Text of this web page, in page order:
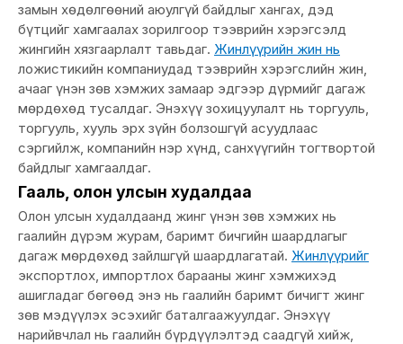
замын хөдөлгөөний аюулгүй байдлыг хангах, дэд
бүтцийг хамгаалах зорилгоор тээврийн хэрэгсэлд
жингийн хязгаарлалт тавьдаг. Жинлүүрийн жин нь
ложистикийн компаниудад тээврийн хэрэгслийн жин,
ачааг үнэн зөв хэмжих замаар эдгээр дүрмийг дагаж
мөрдөхөд тусалдаг. Энэхүү зохицуулалт нь торгууль,
торгууль, хууль эрх зүйн болзошгүй асуудлаас
сэргийлж, компанийн нэр хүнд, санхүүгийн тогтвортой
байдлыг хамгаалдаг.
Гааль, олон улсын худалдаа
Олон улсын худалдаанд жинг үнэн зөв хэмжих нь
гаалийн дүрэм журам, баримт бичгийн шаардлагыг
дагаж мөрдөхөд зайлшгүй шаардлагатай. Жинлүүрийг
экспортлох, импортлох барааны жинг хэмжихэд
ашигладаг бөгөөд энэ нь гаалийн баримт бичигт жинг
зөв мэдүүлэх эсэхийг баталгаажуулдаг. Энэхүү
нарийвчлал нь гаалийн бүрдүүлэлтэд саадгүй хийж,